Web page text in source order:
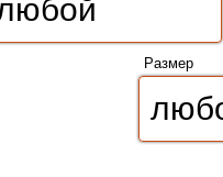
Размер